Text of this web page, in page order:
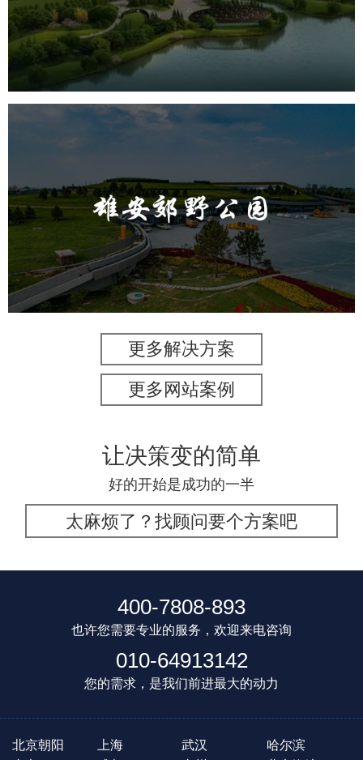
旅游休闲 公园 AI人工智能 智慧公园
智能步道
AR太极
智能大数据平台
旅游休闲 公园 AI人工智能 智慧公园
智能照明系统
智能垃圾桶
更多解决方案
更多网站案例
让决策变的简单
好的开始是成功的一半
太麻烦了？找顾问要个方案吧
400-7808-893
也许您需要专业的服务，欢迎来电咨询
010-64913142
您的需求，是我们前进最大的动力
北京朝阳 上海 武汉
哈尔滨